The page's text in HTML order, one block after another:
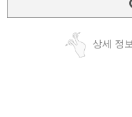
상세 정